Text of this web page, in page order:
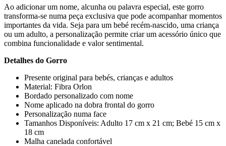
Ao adicionar um nome, alcunha ou palavra especial, este gorro
transforma-se numa peça exclusiva que pode acompanhar momentos
importantes da vida. Seja para um bebé recém-nascido, uma criança
ou um adulto, a personalização permite criar um acessório único que
combina funcionalidade e valor sentimental.
Detalhes do Gorro
Presente original para bebés, crianças e adultos
Material: Fibra Orlon
Bordado personalizado com nome
Nome aplicado na dobra frontal do gorro
Personalização numa face
Tamanhos Disponíveis: Adulto 17 cm x 21 cm; Bebé 15 cm x
18 cm
Malha canelada confortável